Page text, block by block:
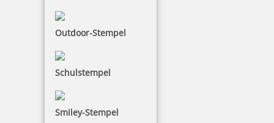
Outdoor-Stempel
Schulstempel
Smiley-Stempel